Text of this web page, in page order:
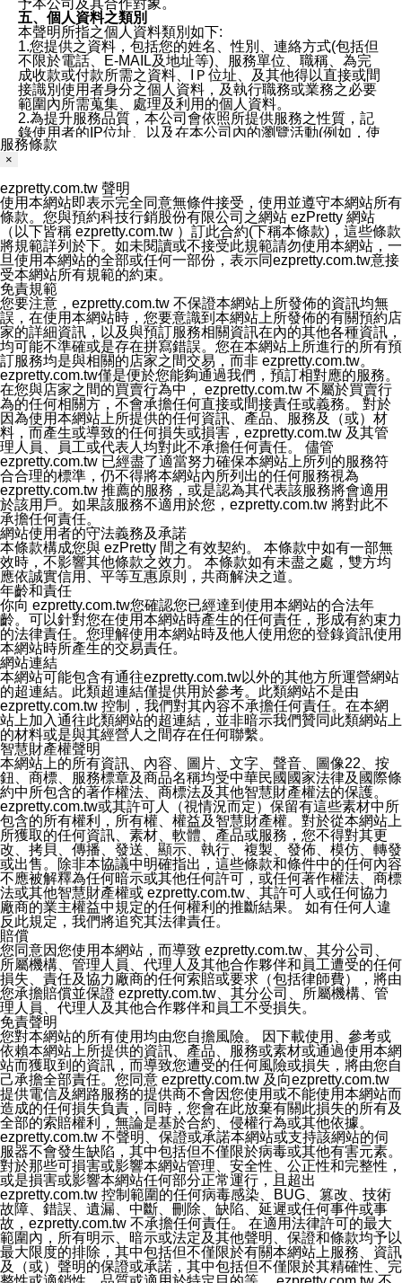
予本公司及其合作對象。
五、個人資料之類別
本聲明所指之個人資料類別如下:
1.您提供之資料，包括您的姓名、性別、連絡方式(包括但
不限於電話、E-MAIL及地址等)、服務單位、職稱、為完
成收款或付款所需之資料、IＰ位址、及其他得以直接或間
接識別使用者身分之個人資料，及執行職務或業務之必要
範圍內所需蒐集、處理及利用的個人資料。
2.為提升服務品質，本公司會依照所提供服務之性質，記
錄使用者的IP位址、以及在本公司內的瀏覽活動(例如，使
用者所使用的軟硬體、所點選的網頁)等資料，但是這些資
繫。
六、蒐集、處理及利用您的個人資料之目的
1.本公司為提供良好服務、客戶管理與服務、提供預約服
務及其他電子商務服務、履行法定或合約義務、保護當事
人及相關利害關係人之權益、售後服務、經營合於營業登
記項目或組織章程所定之業務及執行職務或業務之必要範
圍內等以及為本公司行銷等目的，依照各該服務之性質，
蒐集、處理及利用您的個人資料。
2.本公司僅蒐集為執行上述特定目的所必要提供之個人資
料，並在前揭特定目的存續期間及法令規定之期間內，以
有利於達成前揭特定目的之方式(包括但不限於電腦處理、
郵寄、電話、傳真)，於中華民國境內及法令許可之範圍內
加以處理及利用。
七、資料安全性
1、本公司ezPretty網站平台使用企業標準慣例來保護您個
人辨認資料的秘密性，特別使用最高等級亞馬遜機房及防
火牆來強化資訊安全，防止駭客攻擊以及異地備援。
2.本公司ezPretty網站將資料視為必須保護其免於滅失及未
經授權而存取的資產，本公司使用多項安全措施以保護此
類資料免於公司內外部的會員未經授權的存取。
八、查詢或更正的方式
用戶個人資料有變更、或發現個人資料不正確的時候，可
以隨時在本公司ezPretty網站中要求更正，包括要求停止
寄發相關訊息等。
九、Instagram貼文同步功能
您可以透過ezPretty店家系統後台所提供Instagram貼文同
步功能，來將Instagram的貼文同步到 ezPretty 的作品集，
使用此功能您需要授權本公司存取您的Instagram帳號，您
的授權將僅用於同步您的貼文至店家系統。
十、取消Instagram授權方式
如果您有使用ezPretty網站所提供Instagram貼文同步功
能，您可以於任何時間取消您的 Instagram 授權，只需要
透過電子郵件和服務人員聯絡，本公司會盡快清除您的授
權資料，或是您可以登入店家系統後台使用取消授權功
能，系統將立即清除您的授權資料，並完全清除您透過此
功能所同步的Instagram貼文。
十一、取消帳號資料方式
如果您有使用本公司ezPretty網站所提供功能，您可以於
任何時間取消您的帳號或是資料，只需要透過電子郵件( e-
mail:[email protected]
除您的帳號和相關資料。
十二、隱私權聲明的更新
本公司將不定時更新隱私權聲明，以反映服務的變更和顧
客的意見反應。當本公司更新此隱私權聲明，您將在
ezPretty網站 首頁上看到隱私權聲明連結旁的 "updated"
註記。如果聲明的內容有所變更，或是處理您個人資訊的
方式有所變動，本公司一定會先更新隱私權聲明才會接著
執行該項變更措施。本公司鼓勵您定期檢視隱私權聲明，
以得知 ezPretty 網站如何保護您的個人資訊。
十三、自我保護措施
請妥善保管您的使用者名稱、密碼及個人資料，不要提供
給任何人。在您完成個人化服務之使用後，請務必記得登
出帳號。若您是與他人共享電腦或使用公共電腦，切記要
關閉瀏覽器視窗，以防止他人讀取您的個人資料、信件或
進入所機關管理區。
十四、傳送宣傳本站資訊或電子郵件之政策
您同意本公司網站，透過您所提供的郵件地址與您取得聯
絡並傳送或宣傳本網站各項服務之資料或電子郵件供您參
考。您能依照該資料或電子郵件所指示之方法、說明或功
能連結，隨時停止接收這些資料或電子郵件。
十五、訊息通知
本公司/本服務將以通知型訊息傳送重要訊息給您。即使未
加入本公司/本服務好友，您仍可接收到通知型訊息。
本公司/本服務傳送之通知型訊息以對您有效且重要的訊息
為限，以廣告或其他目的的訊息皆不會被傳送。滿足以下
三個條件者，將可收到通知型訊息。
1.LINE 帳號設定的電話號碼與本公司/本服務所傳來的電
話號碼比對相符。
2.該 LINE 帳號已在 LINE APP 設定中，同意接收通知型
訊息。
3.LINE 帳號未封鎖傳送訊息之 LINE 官方帳號。
欲變更通知型訊息的設定，操作如下：
1.點選「主頁」＞「設定」
2.點選「隱私設定」
3.點選「提供使用資料」
4.點選「LINE通知型訊息」
服務條款
×
ezpretty.com.tw 聲明
使用本網站即表示完全同意無條件接受，使用並遵守本網站所有
條款。您與預約科技行銷股份有限公司之網站 ezPretty 網站
（以下皆稱 ezpretty.com.tw ）訂此合約(下稱本條款)，這些條款
將規範詳列於下。如未閱讀或不接受此規範請勿使用本網站，一
旦使用本網站的全部或任何一部份，表示同ezpretty.com.tw意接
受本網站所有規範的約束。
免責規範
您要注意，ezpretty.com.tw 不保證本網站上所發佈的資訊均無
誤，在使用本網站時，您要意識到本網站上所發佈的有關預約店
家的詳細資訊，以及與預訂服務相關資訊在內的其他各種資訊，
均可能不準確或是存在拼寫錯誤。您在本網站上所進行的所有預
訂服務均是與相關的店家之間交易，而非 ezpretty.com.tw。
ezpretty.com.tw僅是便於您能夠通過我們，預訂相對應的服務。
在您與店家之間的買賣行為中， ezpretty.com.tw 不屬於買賣行
為的任何相關方，不會承擔任何直接或間接責任或義務。 對於
因為使用本網站上所提供的任何資訊、產品、服務及（或）材
料，而產生或導致的任何損失或損害，ezpretty.com.tw 及其管
理人員、員工或代表人均對此不承擔任何責任。 儘管
ezpretty.com.tw 已經盡了適當努力確保本網站上所列的服務符
合合理的標準，仍不得將本網站內所列出的任何服務視為
ezpretty.com.tw 推薦的服務，或是認為其代表該服務將會適用
於該用戶。如果該服務不適用於您，ezpretty.com.tw 將對此不
承擔任何責任。
網站使用者的守法義務及承諾
本條款構成您與 ezPretty 間之有效契約。 本條款中如有一部無
效時，不影響其他條款之效力。 本條款如有未盡之處，雙方均
應依誠實信用、平等互惠原則，共商解決之道。
年齡和責任
你向 ezpretty.com.tw您確認您已經達到使用本網站的合法年
齡。可以針對您在使用本網站時產生的任何責任，形成有約束力
的法律責任。您理解使用本網站時及他人使用您的登錄資訊使用
本網站時所產生的交易責任。
網站連結
本網站可能包含有通往ezpretty.com.tw以外的其他方所運營網站
的超連結。此類超連結僅提供用於參考。此類網站不是由
ezpretty.com.tw 控制，我們對其內容不承擔任何責任。在本網
站上加入通往此類網站的超連結，並非暗示我們贊同此類網站上
的材料或是與其經營人之間存在任何聯繫。
智慧財產權聲明
本網站上的所有資訊、內容、圖片、文字、聲音、圖像22、按
鈕、商標、服務標章及商品名稱均受中華民國國家法律及國際條
約中所包含的著作權法、商標法及其他智慧財產權法的保護。
ezpretty.com.tw或其許可人（視情況而定）保留有這些素材中所
包含的所有權利，所有權、權益及智慧財產權。對於從本網站上
所獲取的任何資訊、素材、軟體、產品或服務，您不得對其更
改、拷貝、傳播、發送、顯示、執行、複製、發佈、模仿、轉發
或出售。除非本協議中明確指出，這些條款和條件中的任何內容
不應被解釋為任何暗示或其他任何許可，或任何著作權法、商標
法或其他智慧財產權或 ezpretty.com.tw、其許可人或任何協力
廠商的業主權益中規定的任何權利的推斷結果。 如有任何人違
反此規定，我們將追究其法律責任。
賠償
您同意因您使用本網站，而導致 ezpretty.com.tw、其分公司、
所屬機構、管理人員、代理人及其他合作夥伴和員工遭受的任何
損失、責任及協力廠商的任何索賠或要求（包括律師費），將由
您承擔賠償並保證 ezpretty.com.tw、其分公司、所屬機構、管
理人員、代理人及其他合作夥伴和員工不受損失。
免責聲明
您對本網站的所有使用均由您自擔風險。 因下載使用、參考或
依賴本網站上所提供的資訊、產品、服務或素材或通過使用本網
站而獲取到的資訊，而導致您遭受的任何風險或損失，將由您自
己承擔全部責任。您同意 ezpretty.com.tw 及向ezpretty.com.tw
提供電信及網路服務的提供商不會因您使用或不能使用本網站而
造成的任何損失負責，同時，您會在此放棄有關此損失的所有及
全部的索賠權利，無論是基於合約、侵權行為或其他依據。
ezpretty.com.tw 不聲明、保證或承諾本網站或支持該網站的伺
服器不會發生缺陷，其中包括但不僅限於病毒或其他有害元素。
對於那些可損害或影響本網站管理、安全性、公正性和完整性，
或是損害或影響本網站任何部分正常運行，且超出
ezpretty.com.tw 控制範圍的任何病毒感染、BUG、篡改、技術
故障、錯誤、遺漏、中斷、刪除、缺陷、延遲或任何事件或事
故，ezpretty.com.tw 不承擔任何責任。 在適用法律許可的最大
範圍內，所有明示、暗示或法定及其他聲明、保證和條款均予以
最大限度的排除，其中包括但不僅限於有關本網站上服務、資訊
及（或）聲明的保證或承諾，其中包括但不僅限於其精確性、完